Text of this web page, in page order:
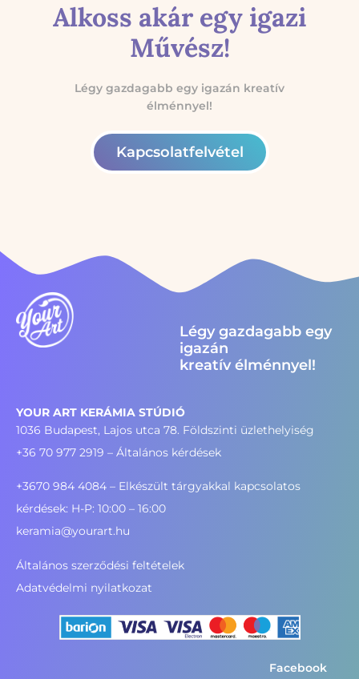
Alkoss akár egy igazi
Művész!
Légy gazdagabb egy igazán kreatív
élménnyel!
Kapcsolatfelvétel
Légy gazdagabb egy
igazán
kreatív élménnyel!
YOUR ART KERÁMIA STÚDIÓ
1036 Budapest, Lajos utca 78. Földszinti üzlethelyiség
+36 70 977 2919 – Általános kérdések
+3670 984 4084 – Elkészült tárgyakkal kapcsolatos
kérdések: H-P: 10:00 – 16:00
keramia@yourart.hu
Általános szerződési feltételek
Adatvédelmi nyilatkozat
Facebook